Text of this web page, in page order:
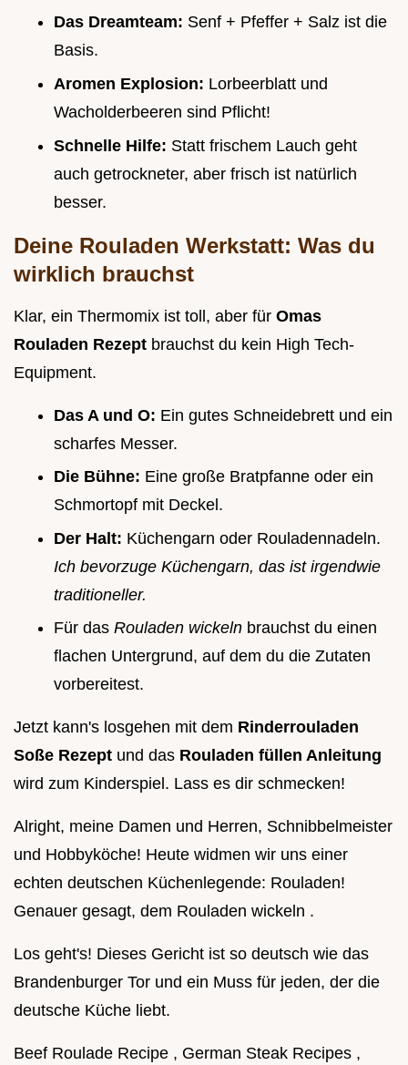
Das Dreamteam: Senf + Pfeffer + Salz ist die
Basis.
Aromen Explosion: Lorbeerblatt und
Wacholderbeeren sind Pflicht!
Schnelle Hilfe: Statt frischem Lauch geht
auch getrockneter, aber frisch ist natürlich
besser.
Deine Rouladen Werkstatt: Was du
wirklich brauchst
Klar, ein Thermomix ist toll, aber für Omas
Rouladen Rezept brauchst du kein High Tech-
Equipment.
Das A und O: Ein gutes Schneidebrett und ein
scharfes Messer.
Die Bühne: Eine große Bratpfanne oder ein
Schmortopf mit Deckel.
Der Halt: Küchengarn oder Rouladennadeln.
Ich bevorzuge Küchengarn, das ist irgendwie
traditioneller.
Für das Rouladen wickeln brauchst du einen
flachen Untergrund, auf dem du die Zutaten
vorbereitest.
Jetzt kann's losgehen mit dem Rinderrouladen
Soße Rezept und das Rouladen füllen Anleitung
wird zum Kinderspiel. Lass es dir schmecken!
Alright, meine Damen und Herren, Schnibbelmeister
und Hobbyköche! Heute widmen wir uns einer
echten deutschen Küchenlegende: Rouladen!
Genauer gesagt, dem Rouladen wickeln .
Los geht's! Dieses Gericht ist so deutsch wie das
Brandenburger Tor und ein Muss für jeden, der die
deutsche Küche liebt.
Beef Roulade Recipe , German Steak Recipes ,